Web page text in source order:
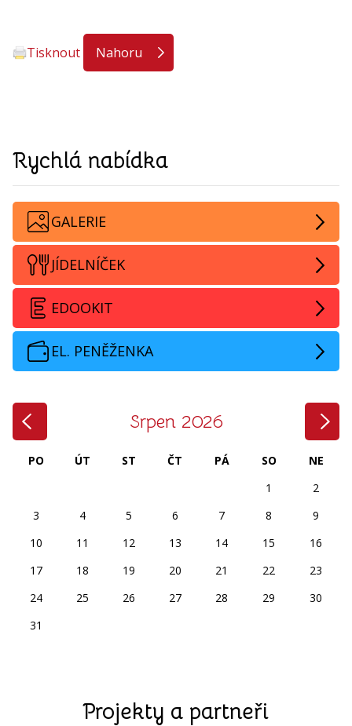
Tisknout Nahoru
Rychlá nabídka
GALERIE
JÍDELNÍČEK
EDOOKIT
EL. PENĚŽENKA
Srpen 2026
PO ÚT ST ČT PÁ SO
NE
1
2
3
4 5 6 7 8
9
10
11 12 13 14 15
16
17
18 19 20 21 22
23
24
25 26 27 28 29
30
31
Projekty a partneři